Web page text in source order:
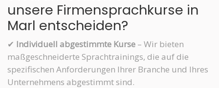
unsere Firmensprachkurse in
Marl entscheiden?
✔ Individuell abgestimmte Kurse – Wir bieten
maßgeschneiderte Sprachtrainings, die auf die
spezifischen Anforderungen Ihrer Branche und Ihres
Unternehmens abgestimmt sind.